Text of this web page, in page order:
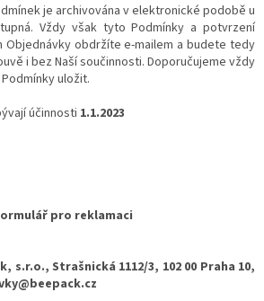
je archivována v elektronické podobě u
Vždy však tyto Podmínky a potvrzení
Objednávky obdržíte e-mailem a budete tedy
i bez Naší součinnosti. Doporučujeme vždy
uložit.
účinnosti 1.1.2023
pro reklamaci
Strašnická 1112/3, 102 00 Praha 10,